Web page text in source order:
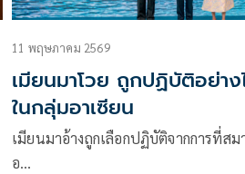
11 พฤษภาคม 2569
เมียนมาโวย ถูกปฏิบัติอย่าง
ในกลุ่มอาเซียน
เมียนมาอ้างถูกเลือกปฏิบัติจากการที่ส
อ…